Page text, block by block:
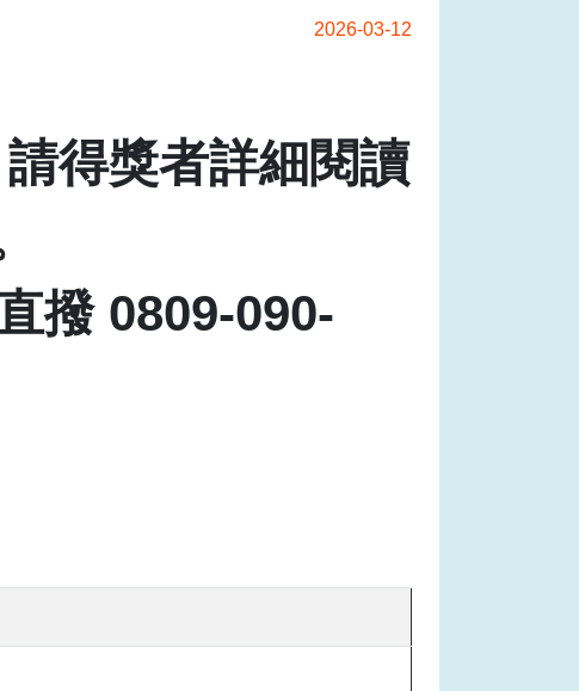
2026-03-12
得獎者詳細閱讀
撥 0809-090-